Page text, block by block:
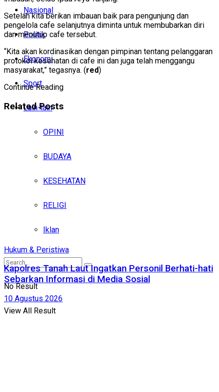
Nasional
Politik
Ekonomi
Sport
Lain-lain
OPINI
BUDAYA
KESEHATAN
RELIGI
Iklan
No Result
View All Result
Setelah kita berikan imbauan baik para pengunjung dan
pengelola cafe selanjutnya diminta untuk membubarkan diri
dan menutup cafe tersebut.
“Kita akan kordinasikan dengan pimpinan tentang pelanggaran
protokol kesehatan di cafe ini dan juga telah menggangu
masyarakat,” tegasnya. (red)
Continue Reading
RelatedPosts
Hukum & Peristiwa
Kapolres Tanah Laut Ingatkan Personil Berhati-hati
Sebarkan Informasi di Media Sosial
10 Agustus 2026